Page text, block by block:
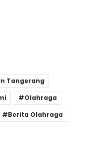
Tangerang
Olahraga
Berita Olahraga